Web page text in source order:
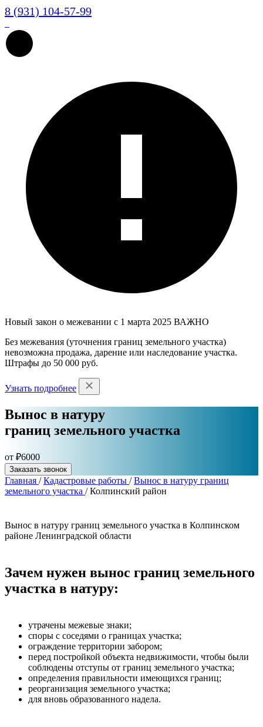
8 (931) 104-57-99
Новый закон о межевании с 1 марта 2025 ВАЖНО
Без межевания (уточнения границ земельного участка)
невозможна продажа, дарение или наследование участка.
Штрафы до 50 000 руб.
Узнать подробнее
Вынос в натуру
границ земельного участка
от ₽6000
Заказать звонок
Главная /Кадастровые работы /Вынос в натуру границ
земельного участка /Колпинский район
Вынос в натуру границ земельного участка в Колпинском
районе Ленинградской области
Зачем нужен вынос границ земельного
участка в натуру:
утрачены межевые знаки;
споры с соседями о границах участка;
ограждение территории забором;
перед постройкой объекта недвижимости, чтобы были
соблюдены отступы от границ земельного участка;
определения правильности имеющихся границ;
реорганизация земельного участка;
для вновь образованного надела.